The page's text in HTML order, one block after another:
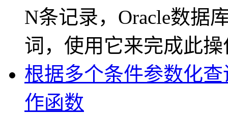
N条记录，Oracle数据
词，使用它来完成此操
根据多个条件参数化
作函数